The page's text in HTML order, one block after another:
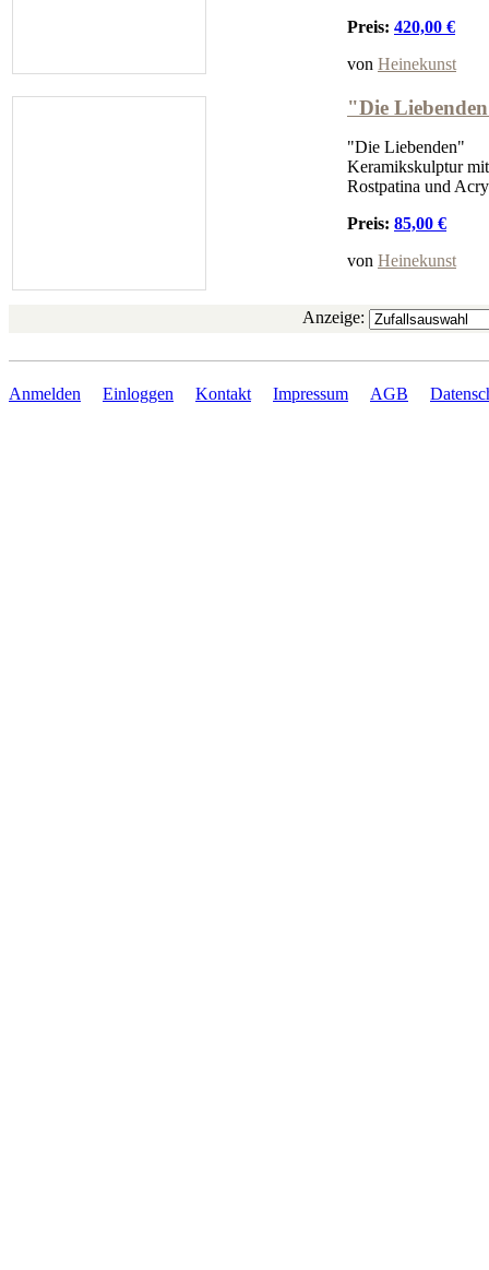
Preis: 420,00 €
von Heinekunst
"Die
"Die Liebenden"
Keramikskulptur mit
Rostpatina und
Preis: 85,00 €
von Heinekunst
Anzeige:
Anmelden Einloggen Kontakt Impressum AGB